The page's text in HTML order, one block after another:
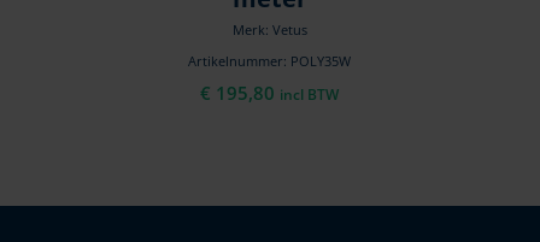
Merk: Vetus
Artikelnummer: POLY35W
€ 195,80 incl BTW